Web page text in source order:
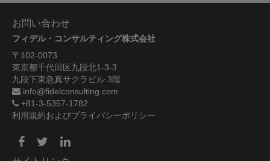
お問い合わせ
フィデル・コンサルティング株式会社
〒102-0073
東京都千代田区九段北1-3-3
九段下東急真サクラビル 3階
info@fidelconsulting.com
+81-3-5357-1782
利用規約およびプライバシーポリシー